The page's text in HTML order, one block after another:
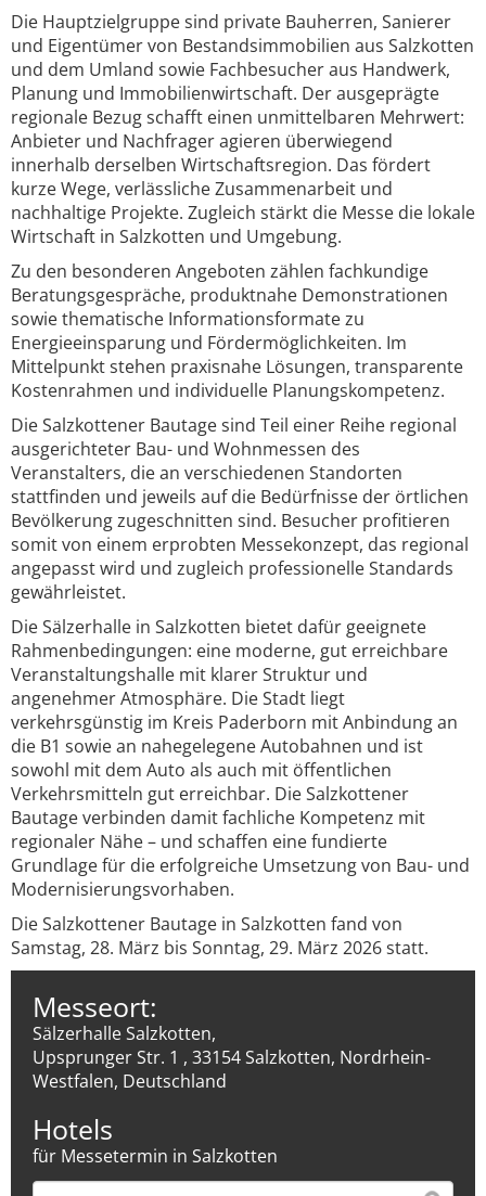
Die Hauptzielgruppe sind private Bauherren, Sanierer
und Eigentümer von Bestandsimmobilien aus Salzkotten
und dem Umland sowie Fachbesucher aus Handwerk,
Planung und Immobilienwirtschaft. Der ausgeprägte
regionale Bezug schafft einen unmittelbaren Mehrwert:
Anbieter und Nachfrager agieren überwiegend
innerhalb derselben Wirtschaftsregion. Das fördert
kurze Wege, verlässliche Zusammenarbeit und
nachhaltige Projekte. Zugleich stärkt die Messe die lokale
Wirtschaft in Salzkotten und Umgebung.
Zu den besonderen Angeboten zählen fachkundige
Beratungsgespräche, produktnahe Demonstrationen
sowie thematische Informationsformate zu
Energieeinsparung und Fördermöglichkeiten. Im
Mittelpunkt stehen praxisnahe Lösungen, transparente
Kostenrahmen und individuelle Planungskompetenz.
Die Salzkottener Bautage sind Teil einer Reihe regional
ausgerichteter Bau- und Wohnmessen des
Veranstalters, die an verschiedenen Standorten
stattfinden und jeweils auf die Bedürfnisse der örtlichen
Bevölkerung zugeschnitten sind. Besucher profitieren
somit von einem erprobten Messekonzept, das regional
angepasst wird und zugleich professionelle Standards
gewährleistet.
Die Sälzerhalle in Salzkotten bietet dafür geeignete
Rahmenbedingungen: eine moderne, gut erreichbare
Veranstaltungshalle mit klarer Struktur und
angenehmer Atmosphäre. Die Stadt liegt
verkehrsgünstig im Kreis Paderborn mit Anbindung an
die B1 sowie an nahegelegene Autobahnen und ist
sowohl mit dem Auto als auch mit öffentlichen
Verkehrsmitteln gut erreichbar. Die Salzkottener
Bautage verbinden damit fachliche Kompetenz mit
regionaler Nähe – und schaffen eine fundierte
Grundlage für die erfolgreiche Umsetzung von Bau- und
Modernisierungsvorhaben.
Die Salzkottener Bautage in Salzkotten fand von
Samstag, 28. März bis Sonntag, 29. März 2026 statt.
Messeort:
Sälzerhalle Salzkotten,
Upsprunger Str. 1 , 33154 Salzkotten, Nordrhein-
Westfalen, Deutschland
Hotels
für Messetermin in Salzkotten